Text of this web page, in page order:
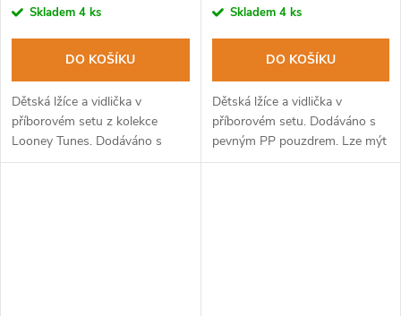
Skladem 4 ks
DO KOŠÍKU
Dětská lžíce a vidlička v
příborovém setu z kolekce
Looney Tunes. Dodáváno s
pevným PP pouzdrem. Lze mýt
Skladem 4 ks
DO KOŠÍKU
Dětská lžíce a vidlička v
příborovém setu. Dodáváno s
pevným PP pouzdrem. Lze mýt
v myčce na nádobí.